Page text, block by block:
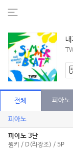
내
전체 피아노
피아노
피아노 3단
원키 / D(라장조) / 5P